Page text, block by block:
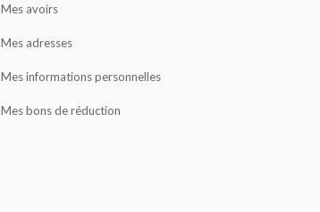
Mes avoirs
Mes adresses
Mes informations personnelles
Mes bons de réduction